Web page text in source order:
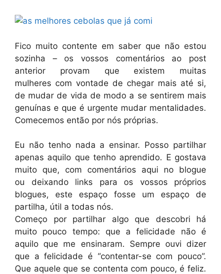
Fico muito contente em saber que não estou
sozinha – os vossos comentários ao post
anterior provam que existem muitas
mulheres com vontade de chegar mais até si,
de mudar de vida de modo a se sentirem mais
genuínas e que é urgente mudar mentalidades.
Comecemos então por nós próprias.
Eu não tenho nada a ensinar. Posso partilhar
apenas aquilo que tenho aprendido. E gostava
muito que, com comentários aqui no blogue
ou deixando links para os vossos próprios
blogues, este espaço fosse um espaço de
partilha, útil a todas nós.
Começo por partilhar algo que descobri há
muito pouco tempo: que a felicidade não é
aquilo que me ensinaram. Sempre ouvi dizer
que a felicidade é “contentar-se com pouco”.
Que aquele que se contenta com pouco, é feliz.